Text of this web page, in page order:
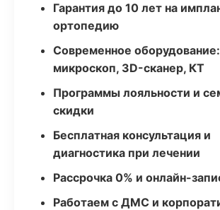
Гарантия до 10 лет на
ортопедию
Современное оборудование:
микроскоп, 3D-сканер, КТ
Программы лояльности и
скидки
Бесплатная консультация и
диагностика при лечении
Рассрочка 0% и онлайн-
Работаем с ДМС и